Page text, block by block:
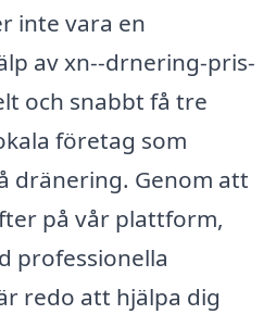
inte vara en
av xn--drnering-pris-
och snabbt få tre
företag som
dränering. Genom att
på vår plattform,
professionella
redo att hjälpa dig